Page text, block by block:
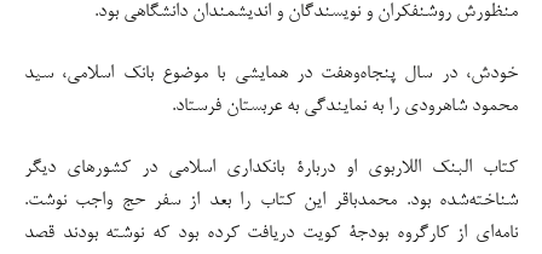
منظورش روشنفکران و نویسندگان و اندیشمندان دانشگاهی بود.
خودش، در سال پنجاه‌وهفت در همایشی با موضوع بانک اسلامی، سید
محمود شاهرودی را به نمایندگی به عربستان فرستاد.
کتاب البنک اللاربوی او دربارۀ بانکداری اسلامی در کشورهای دیگر
شناخته‌شده بود. محمدباقر این کتاب را بعد از سفر حج واجب نوشت.
نامه‌ای از کارگروه بودجۀ کویت دریافت کرده بود که نوشته بودند قصد